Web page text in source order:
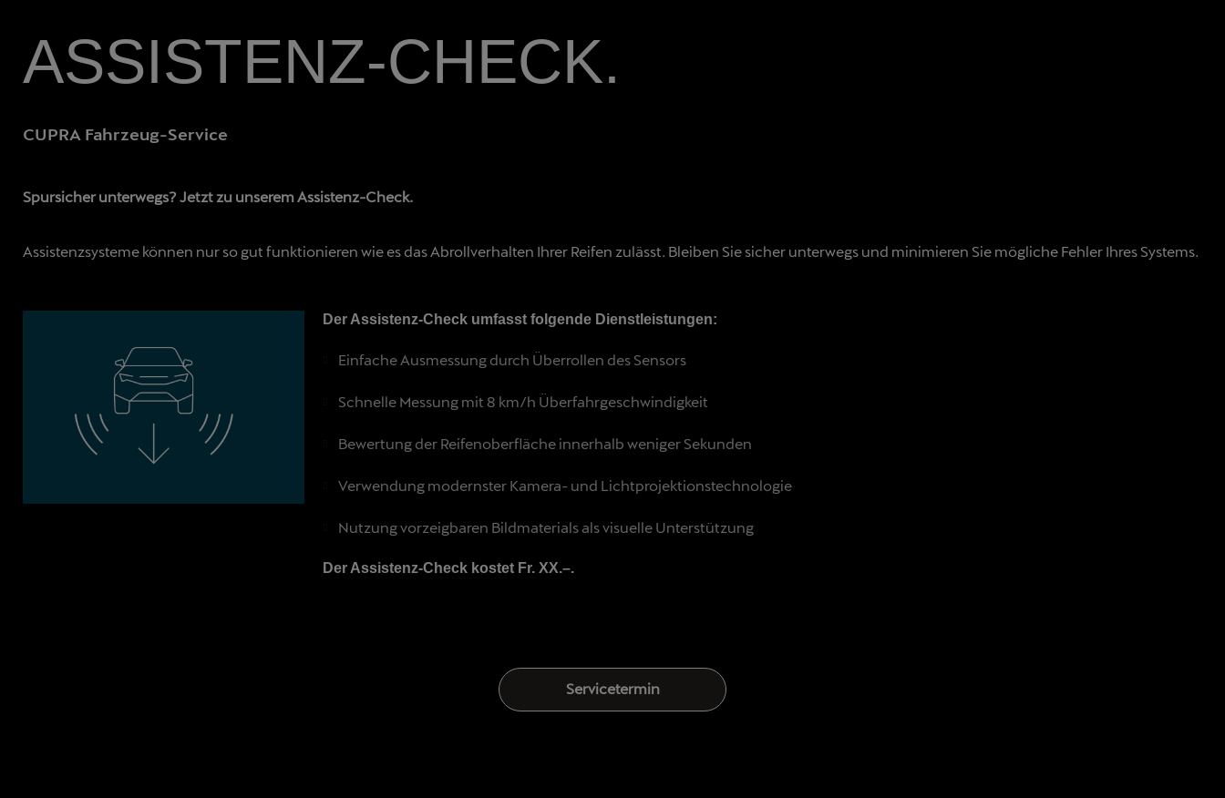
ASSISTENZ-CHECK.
CUPRA Fahrzeug-Service
Spursicher unterwegs? Jetzt zu unserem Assistenz-Check.
Assistenzsysteme können nur so gut funktionieren wie es das Abrollverhalten Ihrer Reifen zulässt. Bleiben Sie sicher unterwegs und minimieren Sie mögliche Fehler Ihres Systems.
Der Assistenz-Check umfasst folgende Dienstleistungen:
Einfache Ausmessung durch Überrollen des Sensors
Schnelle Messung mit 8 km/h Überfahrgeschwindigkeit
Bewertung der Reifenoberfläche innerhalb weniger Sekunden
Verwendung modernster Kamera- und Lichtprojektionstechnologie
Nutzung vorzeigbaren Bildmaterials als visuelle Unterstützung
Der Assistenz-Check kostet Fr. XX.–.
Servicetermin